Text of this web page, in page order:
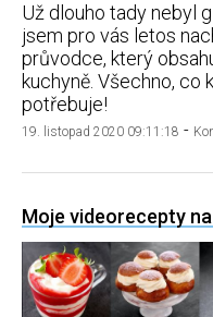
Už dlouho tady nebyl
jsem pro vás letos
průvodce, který
kuchyně. Všechno, co
potřebuje!
19. listopad 2020 09:11:18 -
Moje videorecepty